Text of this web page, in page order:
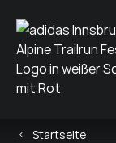
Zum Inhalt
Startseite
INNSBRUCK
ÄRUNG